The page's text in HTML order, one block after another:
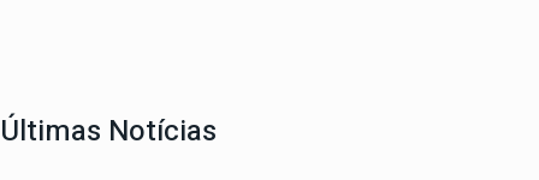
Últimas Notícias